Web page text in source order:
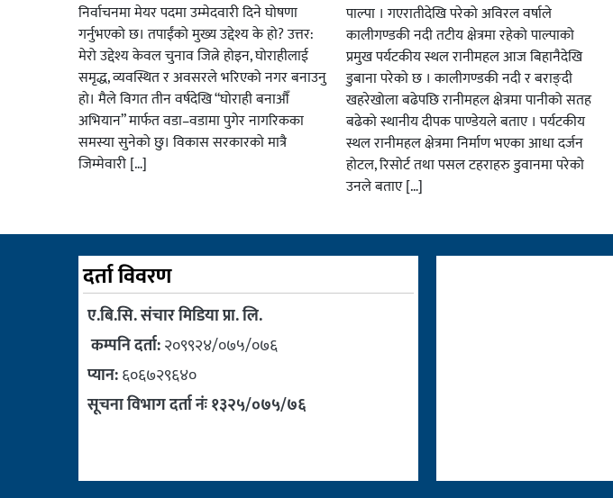
निर्वाचनमा मेयर पदमा उम्मेदवारी दिने घोषणा
गर्नुभएको छ। तपाईंको मुख्य उद्देश्य के हो? उत्तर:
मेरो उद्देश्य केवल चुनाव जित्ने होइन, घोराहीलाई
समृद्ध, व्यवस्थित र अवसरले भरिएको नगर बनाउनु
हो। मैले विगत तीन वर्षदेखि “घोराही बनाऔँ
अभियान” मार्फत वडा–वडामा पुगेर नागरिकका
समस्या सुनेको छु। विकास सरकारको मात्रै
जिम्मेवारी […]
पाल्पा । गएरातीदेखि परेको अविरल वर्षाले
कालीगण्डकी नदी तटीय क्षेत्रमा रहेको पाल्पाको
प्रमुख पर्यटकीय स्थल रानीमहल आज बिहानैदेखि
डुबाना परेको छ । कालीगण्डकी नदी र बराङ्दी
खहरेखोला बढेपछि रानीमहल क्षेत्रमा पानीको सतह
बढेको स्थानीय दीपक पाण्डेयले बताए । पर्यटकीय
स्थल रानीमहल क्षेत्रमा निर्माण भएका आधा दर्जन
होटल, रिसोर्ट तथा पसल टहराहरु डुवानमा परेको
उनले बताए […]
दर्ता विवरण
ए.बि.सि. संचार मिडिया प्रा. लि.
कम्पनि दर्ता:२०९९२४/०७५/०७६
प्यान:६०६७२९६४०
सूचना विभाग दर्ता नंः १३२५/०७५/७६